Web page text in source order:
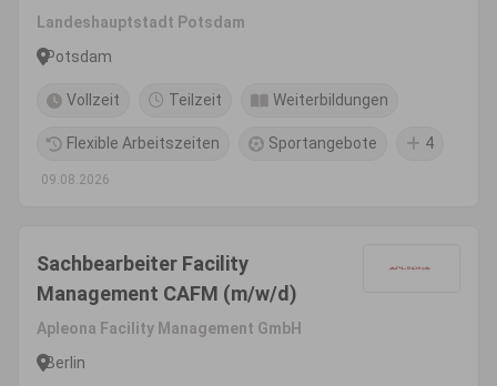
Landeshauptstadt Potsdam
Potsdam
Vollzeit Teilzeit Weiterbildungen
Flexible Arbeitszeiten Sportangebote 4
09.08.2026
Sachbearbeiter Facility
Management CAFM (m/w/d)
Apleona Facility Management GmbH
Berlin